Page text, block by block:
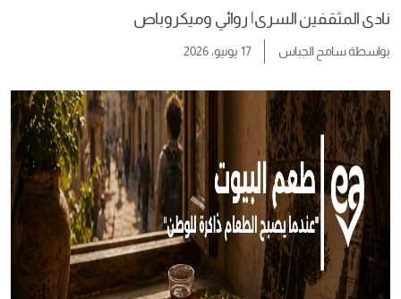
نادى المثقفين السرى| روائي وميكروباص
بواسطةسامح الجباس 17 يونيو، 2026